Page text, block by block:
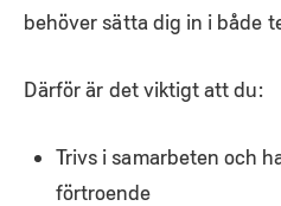
behöver sätta dig in i både
Därför är det viktigt att du:
Trivs i samarbeten och
förtroende